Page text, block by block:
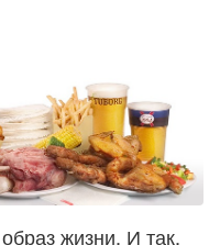
жизни. И так,